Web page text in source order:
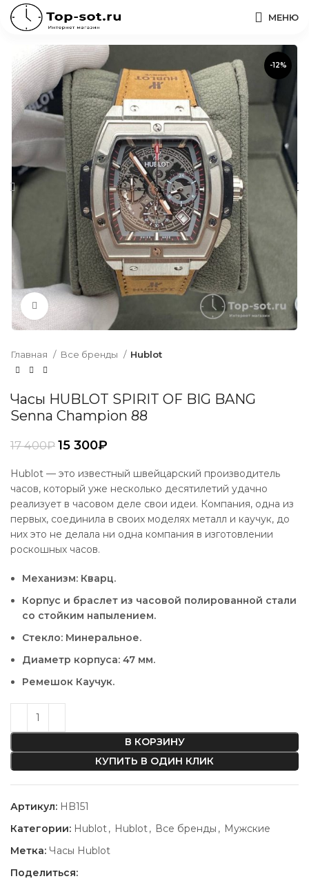
МЕНЮ
-12%
Нажмите, чтобы увеличить
Главная Все бренды Hublot
Часы HUBLOT SPIRIT OF BIG BANG
Senna Champion 88
17 400₽ 15 300₽
Hublot — это известный швейцарский производитель
часов, который уже несколько десятилетий удачно
реализует в часовом деле свои идеи. Компания, одна из
первых, соединила в своих моделях металл и каучук, до
них это не делала ни одна компания в изготовлении
роскошных часов.
Механизм: Кварц.
Корпус и браслет из часовой полированной стали
со стойким напылением.
Стекло: Минеральное.
Диаметр корпуса: 47 мм.
Ремешок Каучук.
В КОРЗИНУ
КУПИТЬ В ОДИН КЛИК
Артикул: HB151
Категории: Hublot, Hublot, Все бренды , Мужские
Метка: Часы Hublot
Поделиться: